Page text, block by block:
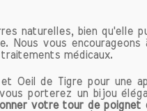
et vos besoins
stress. Son énergie
d'esprit. En
naturelles, bien qu'elle
Nous vous
médicaux.
Oeil de Tigre pour une
porterez un bijou
votre tour de